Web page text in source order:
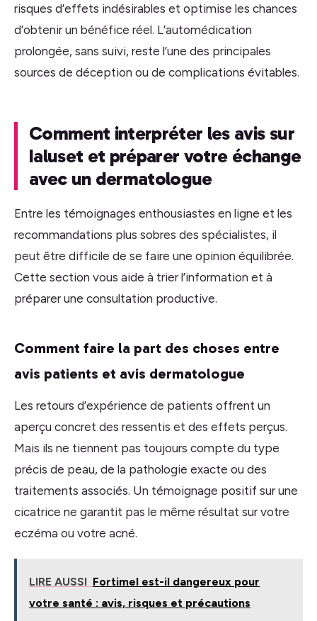
risques d’effets indésirables et optimise les chances
d’obtenir un bénéfice réel. L’automédication
prolongée, sans suivi, reste l’une des principales
sources de déception ou de complications évitables.
Comment interpréter les avis sur
Ialuset et préparer votre échange
avec un dermatologue
Entre les témoignages enthousiastes en ligne et les
recommandations plus sobres des spécialistes, il
peut être difficile de se faire une opinion équilibrée.
Cette section vous aide à trier l’information et à
préparer une consultation productive.
Comment faire la part des choses entre
avis patients et avis dermatologue
Les retours d’expérience de patients offrent un
aperçu concret des ressentis et des effets perçus.
Mais ils ne tiennent pas toujours compte du type
précis de peau, de la pathologie exacte ou des
traitements associés. Un témoignage positif sur une
cicatrice ne garantit pas le même résultat sur votre
eczéma ou votre acné.
LIRE AUSSI Fortimel est-il dangereux pour
votre santé : avis, risques et précautions